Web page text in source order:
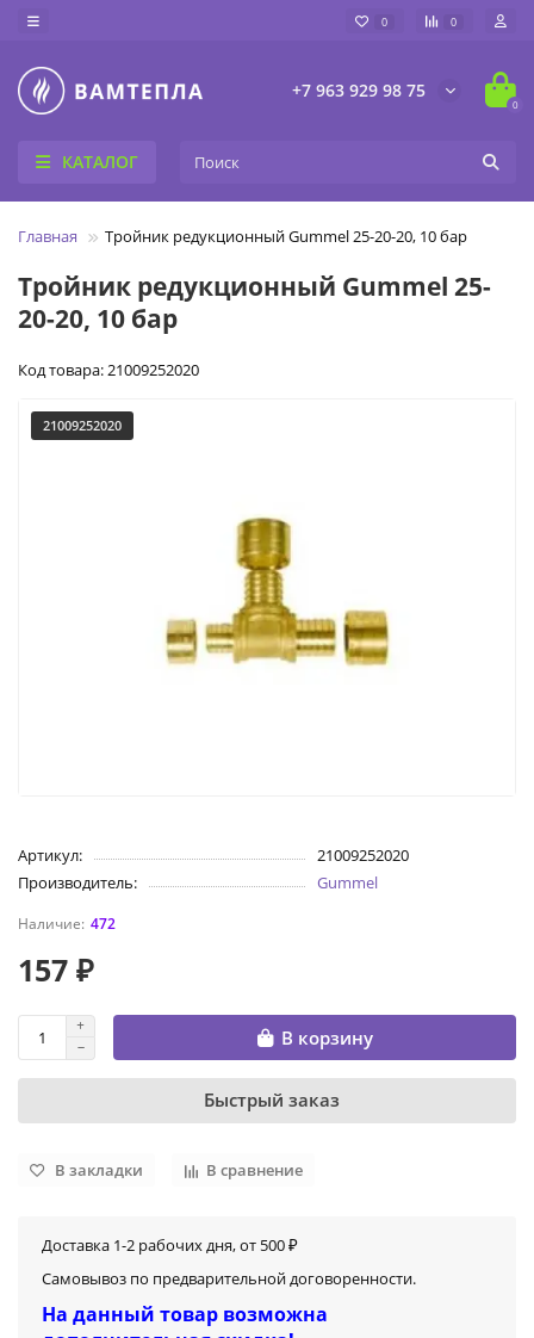
0 0
+7 963 929 98 75
0
КАТАЛОГ
Главная Тройник редукционный Gummel 25-20-20, 10 бар
Тройник редукционный Gummel 25-
20-20, 10 бар
Код товара: 21009252020
21009252020
Артикул:
21009252020
Производитель:
Gummel
472
157 ₽
В корзину
Быстрый заказ
В закладки В сравнение
Доставка 1-2 рабочих дня, от 500 ₽
Самовывоз по предварительной договоренности.
На данный товар возможна